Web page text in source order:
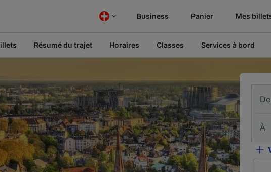
Business Panier Mes
Résumé du trajet Horaires Classes Services à bord
De
À